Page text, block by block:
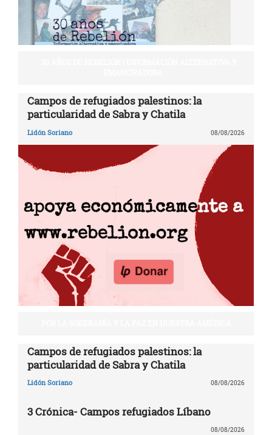
Campos de refugiados palestinos: la
particularidad de Sabra y Chatila
Lidón Soriano 08/08/2026
Campos de refugiados palestinos: la
particularidad de Sabra y Chatila
Lidón Soriano 08/08/2026
3 Crónica- Campos refugiados Líbano
08/08/2026